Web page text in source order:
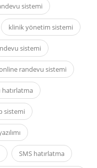
sistemi
klinik yönetim sistemi
sistemi
randevu sistemi
sistemi
SMS hatırlatma